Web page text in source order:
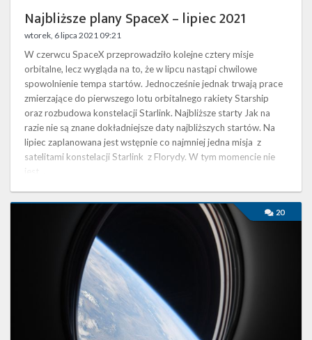
Najbliższe plany SpaceX – lipiec 2021
wtorek, 6 lipca 2021 09:21
W czerwcu SpaceX przeprowadziło kolejne cztery misje
orbitalne, lecz wygląda na to, że w lipcu nastąpi chwilowe
spowolnienie tempa startów. Jednocześnie jednak trwają prace
zmierzające do pierwszego lotu orbitalnego rakiety Starship
oraz rozbudowa konstelacji Starlink. Najbliższe starty Jak na
razie nie są znane dokładniejsze daty najbliższych startów. Na
lipiec zaplanowana jest wstępnie co najmniej jedna misja z
satelitami konstelacji Starlink z Florydy. W tym momencie nie
jest …
20